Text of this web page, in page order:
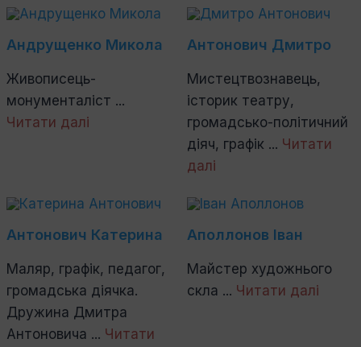
Андрущенко Микола
Живописець-
монументаліст ...
Читати далі
Антонович Дмитро
Мистецтвознавець,
історик театру,
громадсько-політичний
діяч, графік ... Читати
далі
Антонович Катерина
Маляр, графік, педагог,
громадська діячка.
Дружина Дмитра
Антоновича ... Читати
Аполлонов Іван
Майстер художнього
скла ... Читати далі